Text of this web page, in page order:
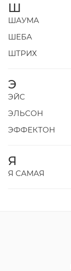
Ш
ШАУМА
ШЕБА
ШТРИХ
Э
ЭЙС
ЭЛЬСОН
ЭФФЕКТОН
Я
Я САМАЯ